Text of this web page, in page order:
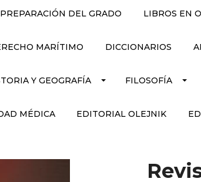
PREPARACIÓN DEL GRADO LIBROS EN
MARÍTIMO DICCIONARIOS
Y GEOGRAFÍA FILOSOFÍA
MÉDICA EDITORIAL OLEJNIK